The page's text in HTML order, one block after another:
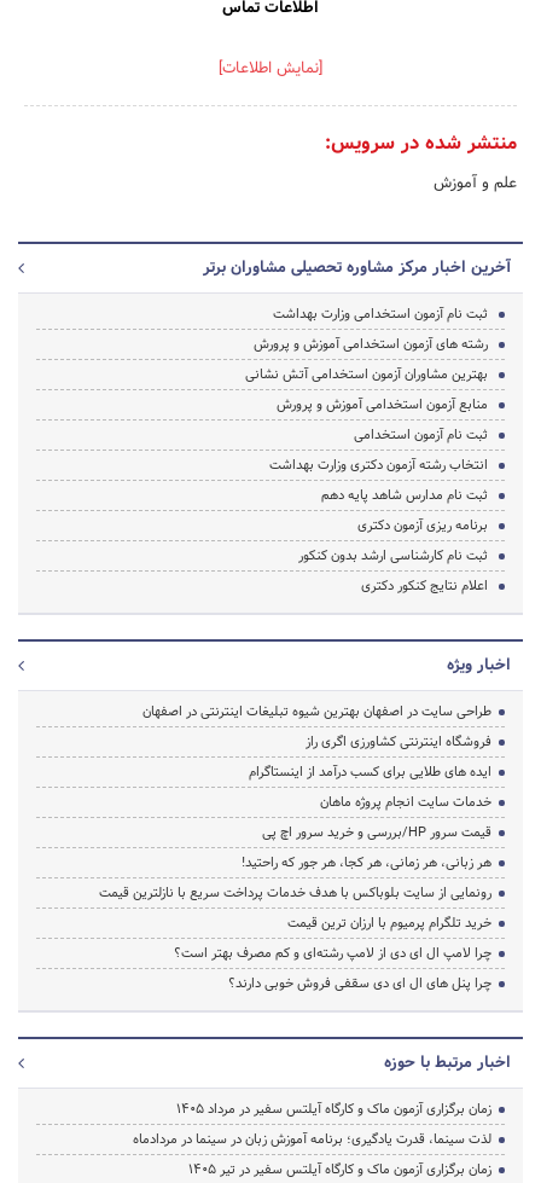
اطلاعات تماس
[نمایش اطلاعات]
منتشر شده در سرویس:
علم و آموزش
آخرین اخبار مرکز مشاوره تحصیلی مشاوران برتر
ثبت نام آزمون استخدامی وزارت بهداشت
رشته های آزمون استخدامی آموزش و پرورش
بهترین مشاوران آزمون استخدامی آتش نشانی
منابع آزمون استخدامی آموزش و پرورش
ثبت نام آزمون استخدامی
انتخاب رشته آزمون دکتری وزارت بهداشت
ثبت نام مدارس شاهد پایه دهم
برنامه ریزی آزمون دکتری
ثبت نام کارشناسی ارشد بدون کنکور
اعلام نتایج کنکور دکتری
اخبار ویژه
طراحی سایت در اصفهان بهترین شیوه تبلیغات اینترنتی در اصفهان
فروشگاه اینترنتی کشاورزی اگری راز
ایده های طلایی برای کسب درآمد از اینستاگرام
خدمات سایت انجام پروژه ماهان
قیمت سرور HP/بررسی و خرید سرور اچ پی
هر زبانی، هر زمانی، هر کجا، هر جور که راحتید!
رونمایی از سایت بلوباکس با هدف خدمات پرداخت سریع با نازلترین قیمت
خرید تلگرام پرمیوم با ارزان ترین قیمت
چرا لامپ ال ای دی از لامپ رشته‌ای و کم مصرف بهتر است؟
چرا پنل های ال ای دی سقفی فروش خوبی دارند؟
اخبار مرتبط با حوزه
زمان برگزاری آزمون ماک و کارگاه آیلتس سفیر در مرداد 1405
لذت سینما، قدرت یادگیری؛ برنامه آموزش زبان در سینما در مردادماه
زمان برگزاری آزمون ماک و کارگاه آیلتس سفیر در تیر 1405